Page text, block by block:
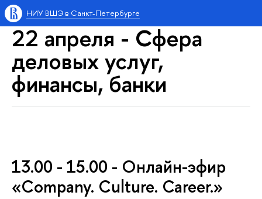
НИУ ВШЭ в Санкт-Петербурге
22 апреля - Сфера
деловых услуг,
финансы, банки
13.00 - 15.00 - Онлайн-эфир
«Company. Culture. Career.»